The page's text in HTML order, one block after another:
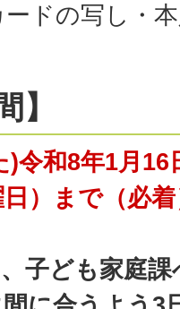
ドの写し・
】
令和8年1月
）まで（必
子ども家庭